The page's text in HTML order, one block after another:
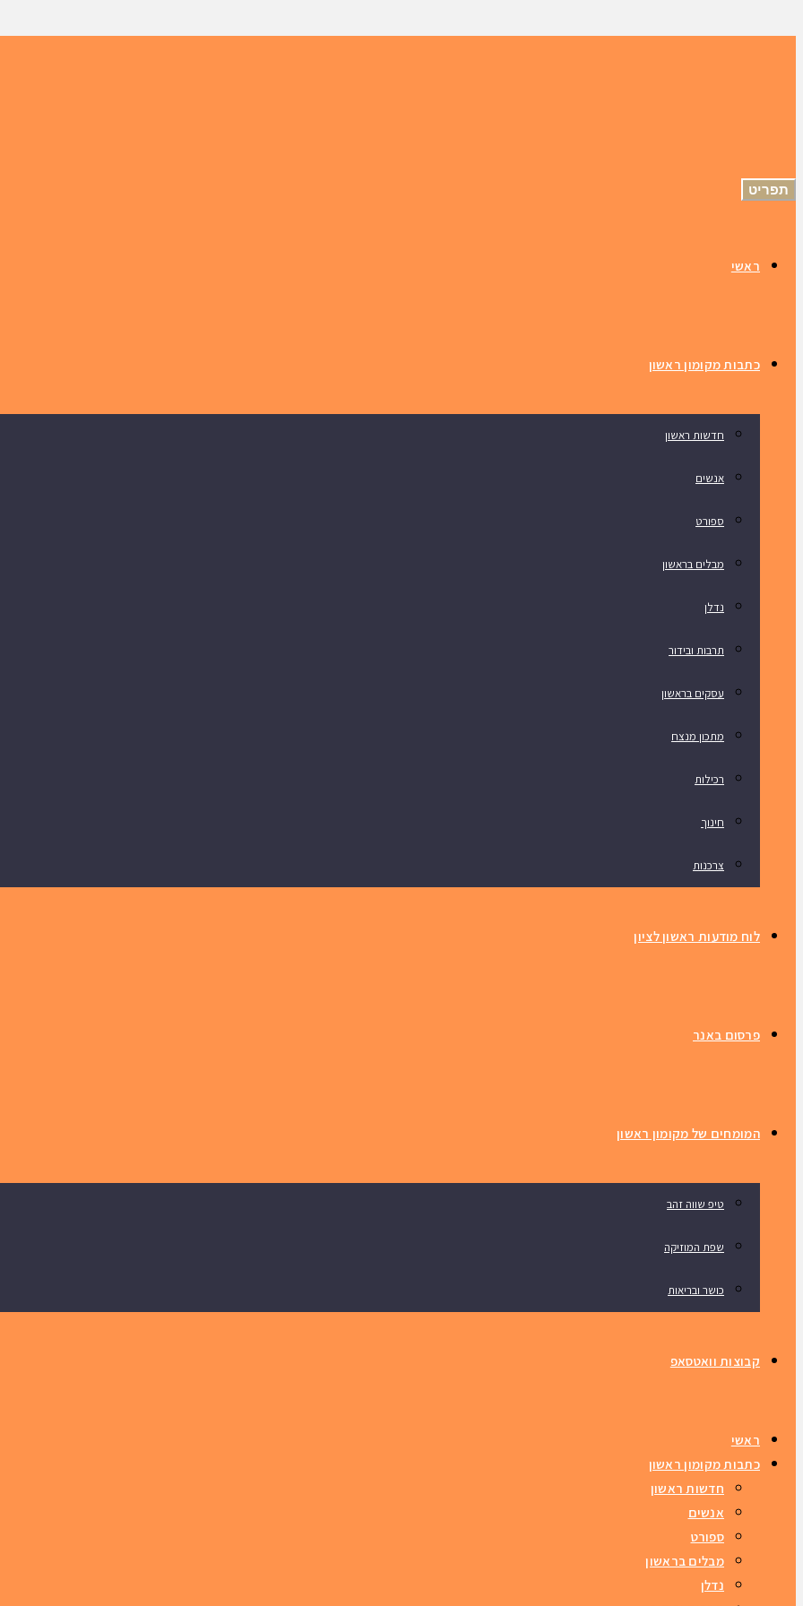
תפריט
ראשי
כתבות מקומון ראשון
חדשות ראשון
אנשים
ספורט
מבלים בראשון
נדלן
תרבות ובידור
עסקים בראשון
מתכון מנצח
רכילות
חינוך
צרכנות
לוח מודעות ראשון לציון
פרסום באנר
המומחים של מקומון ראשון
טיפ שווה זהב
שפת המוזיקה
כושר ובריאות
קבוצות וואטסאפ
ראשי
כתבות מקומון ראשון
חדשות ראשון
אנשים
ספורט
מבלים בראשון
נדלן